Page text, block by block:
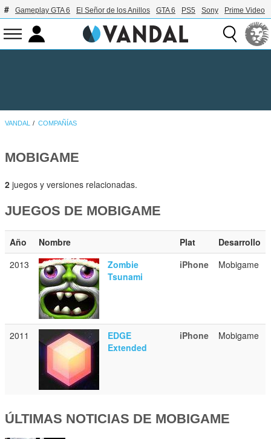
Gameplay GTA 6 El Señor de los Anillos GTA 6 PS5 Sony Prime Video
VANDAL COMPAÑÍAS
MOBIGAME
2 juegos y versiones relacionadas.
JUEGOS DE MOBIGAME
Año Nombre Plat
Desarrollo
2013
Zombie
Tsunami
iPhone Mobigame
2011
EDGE
Extended
iPhone Mobigame
ÚLTIMAS NOTICIAS DE MOBIGAME